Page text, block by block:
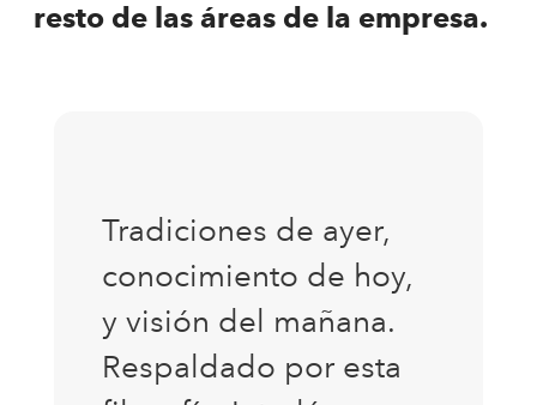
resto de las áreas de la empresa.
Tradiciones de ayer,
conocimiento de hoy,
y visión del mañana.
Respaldado por esta